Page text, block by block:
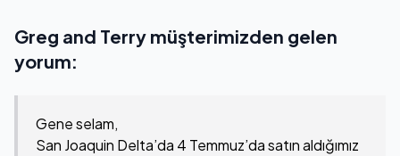
Greg and Terry müşterimizden gelen
yorum:
Gene selam,
San Joaquin Delta’da 4 Temmuz’da satın aldığımız